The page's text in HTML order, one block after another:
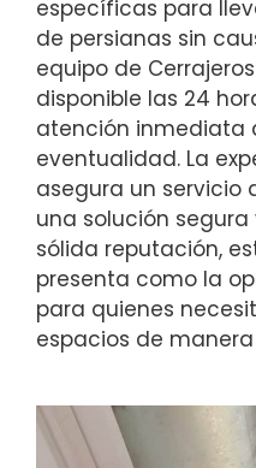
específicas para
de persianas sin
equipo de
disponible las 24
atención inmediata
eventualidad. La
asegura un servicio
una solución
sólida reputación,
presenta como la
para quienes
espacios de